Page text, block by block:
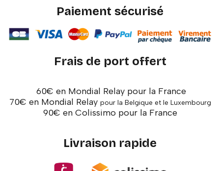
Paiement sécurisé
Frais de port offert
60€ en Mondial Relay pour la France
70€ en Mondial Relay pour la Belgique et le Luxembourg
90€ en Colissimo pour la France
Livraison rapide